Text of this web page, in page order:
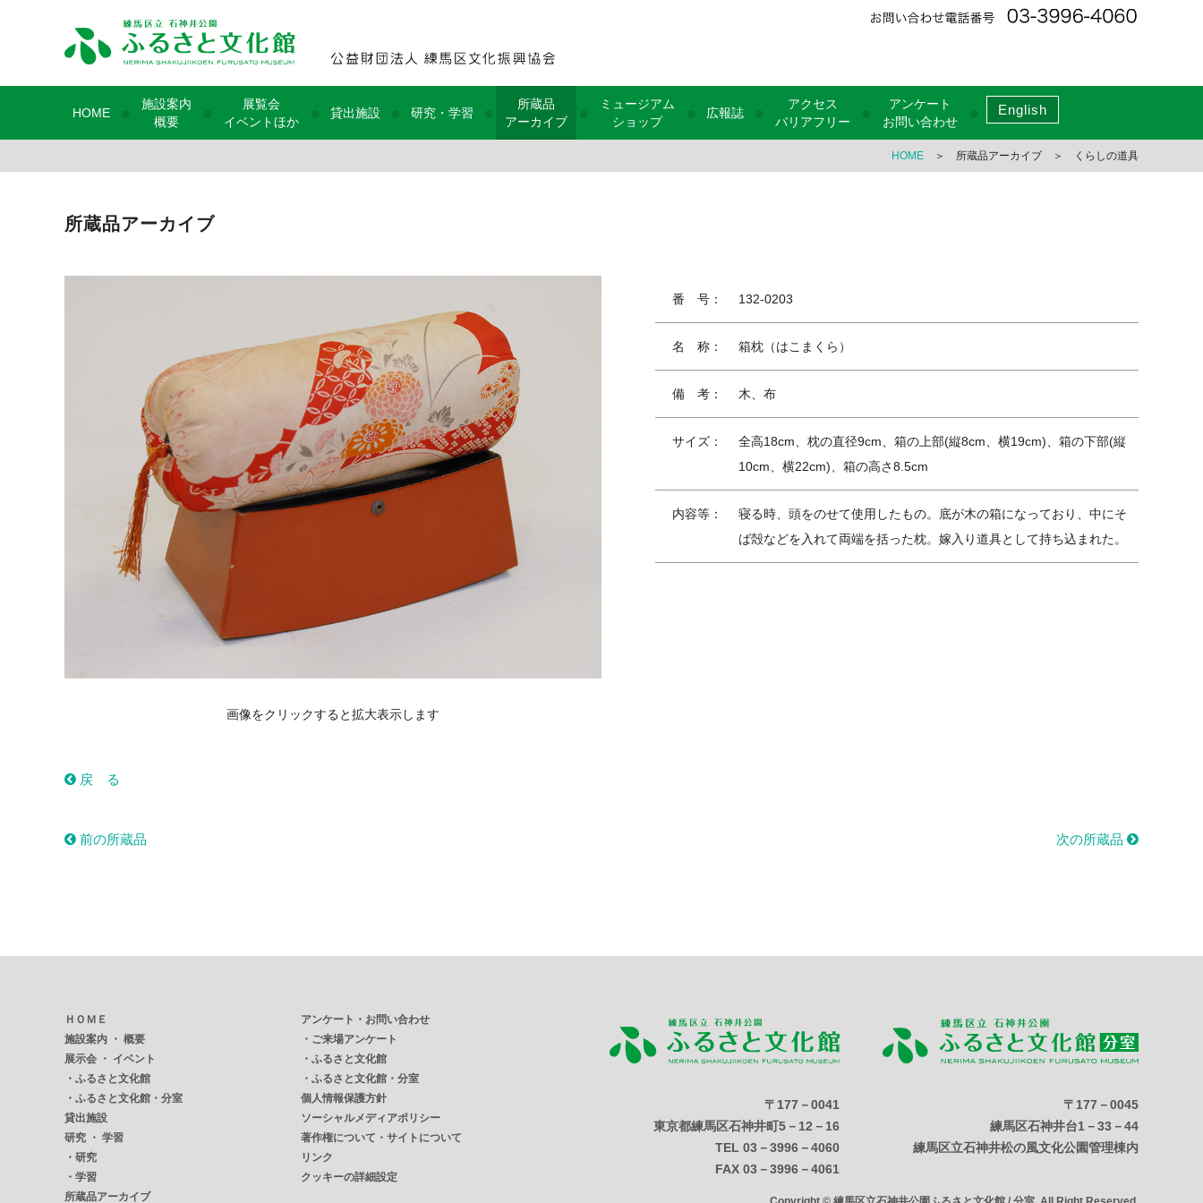
HOME
施設案内
概要
展覧会
イベントほか
貸出施設 研究・学習
所蔵品
アーカイブ
ミュージアム
ショップ
広報誌
アクセス
バリアフリー
アンケート
お問い合わせ
English
HOME ＞ 所蔵品アーカイブ ＞ くらしの道具
所蔵品アーカイブ
画像をクリックすると拡大表示します
番 号： 132-0203
名 称： 箱枕（はこまくら）
備 考： 木、布
サイズ：
全高18cm、枕の直径9cm、箱の上部(縦8cm、横19cm)、箱の下部(縦
10cm、横22cm)、箱の高さ8.5cm
内容等：
寝る時、頭をのせて使用したもの。底が木の箱になっており、中にそ
ば殻などを入れて両端を括った枕。嫁入り道具として持ち込まれた。
戻 る
前の所蔵品 次の所蔵品
ＨＯＭＥ
施設案内 ・ 概要
展示会 ・ イベント
・ ふるさと文化館
・ ふるさと文化館・分室
貸出施設
研究 ・ 学習
・ 研究
・ 学習
所蔵品アーカイブ
アンケート・お問い合わせ
・ ご来場アンケート
・ ふるさと文化館
・ ふるさと文化館・分室
個人情報保護方針
ソーシャルメディアポリシー
著作権について・サイトについて
リンク
クッキーの詳細設定
〒177－0045
練馬区石神井台1－33－44
練馬区立石神井松の風文化公園管理棟内
〒177－0041
東京都練馬区石神井町5－12－16
TEL 03－3996－4060
FAX 03－3996－4061